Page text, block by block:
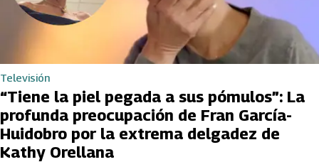
Televisión
“Tiene la piel pegada a sus pómulos”: La
profunda preocupación de Fran García-
Huidobro por la extrema delgadez de
Kathy Orellana